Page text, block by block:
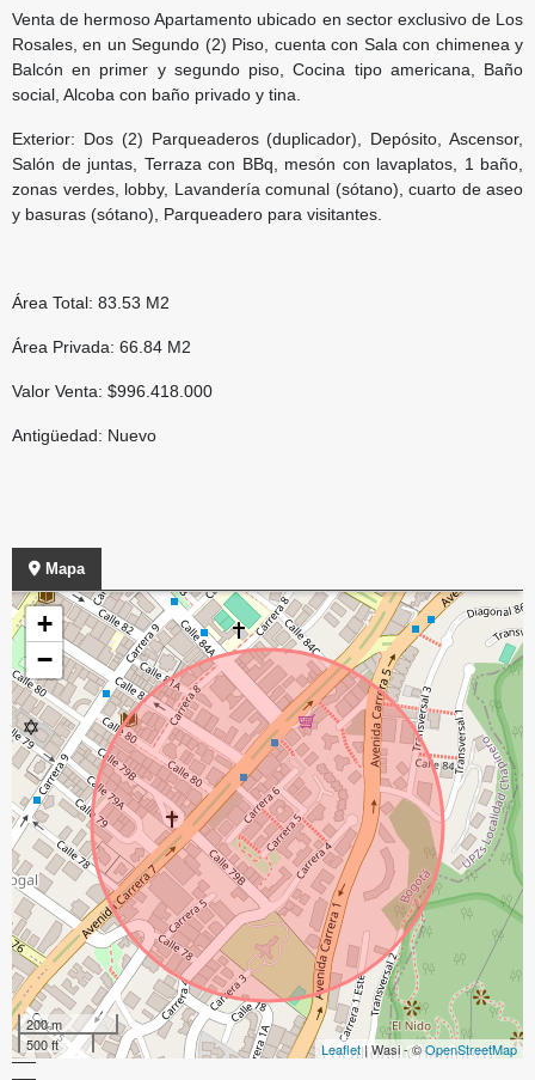
Venta de hermoso Apartamento ubicado en sector exclusivo de Los
Rosales, en un Segundo (2) Piso, cuenta con Sala con chimenea y
Balcón en primer y segundo piso, Cocina tipo americana, Baño
social, Alcoba con baño privado y tina.
Exterior: Dos (2) Parqueaderos (duplicador), Depósito, Ascensor,
Salón de juntas, Terraza con BBq, mesón con lavaplatos, 1 baño,
zonas verdes, lobby, Lavandería comunal (sótano), cuarto de aseo
y basuras (sótano), Parqueadero para visitantes.
Área Total: 83.53 M2
Área Privada: 66.84 M2
Valor Venta: $996.418.000
Antigüedad: Nuevo
Mapa
+
−
200 m
500 ft
Leaflet| Wasi - ©OpenStreetMap